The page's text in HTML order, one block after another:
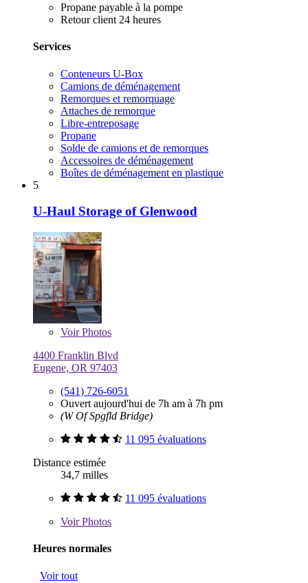
Propane payable à la pompe
Retour client 24 heures
Services
Conteneurs U-Box
Camions de déménagement
Remorques et remorquage
Attaches de remorque
Libre-entreposage
Propane
Solde de camions et de remorques
Accessoires de déménagement
Boîtes de déménagement en plastique
5
U-Haul Storage of Glenwood
VoirPhotos
4400 Franklin Blvd
Eugene, OR 97403
(541) 726-6051
Ouvert aujourd'hui de 7h am à 7h pm
(W Of Spgfld Bridge)
11 095 évaluations
Distance estimée
34,7 milles
11 095 évaluations
VoirPhotos
Heures normales
Voir tout